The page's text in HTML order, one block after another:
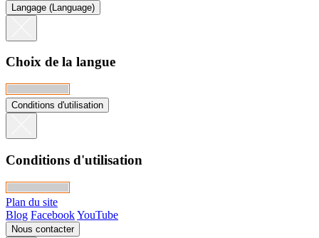
Langage (Language)
Choix de la langue
Conditions d'utilisation
Conditions d'utilisation
Plan du site
Blog FacebookYouTube
Nous contacter